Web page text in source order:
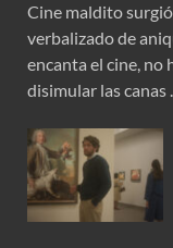
Cine maldito
verbalizado de
encanta el cine, no
disimular las canas